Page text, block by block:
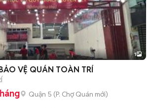
1
VỆ QUÁN TOÀN TRÍ
Quận 5 (P. Chợ Quán mới)